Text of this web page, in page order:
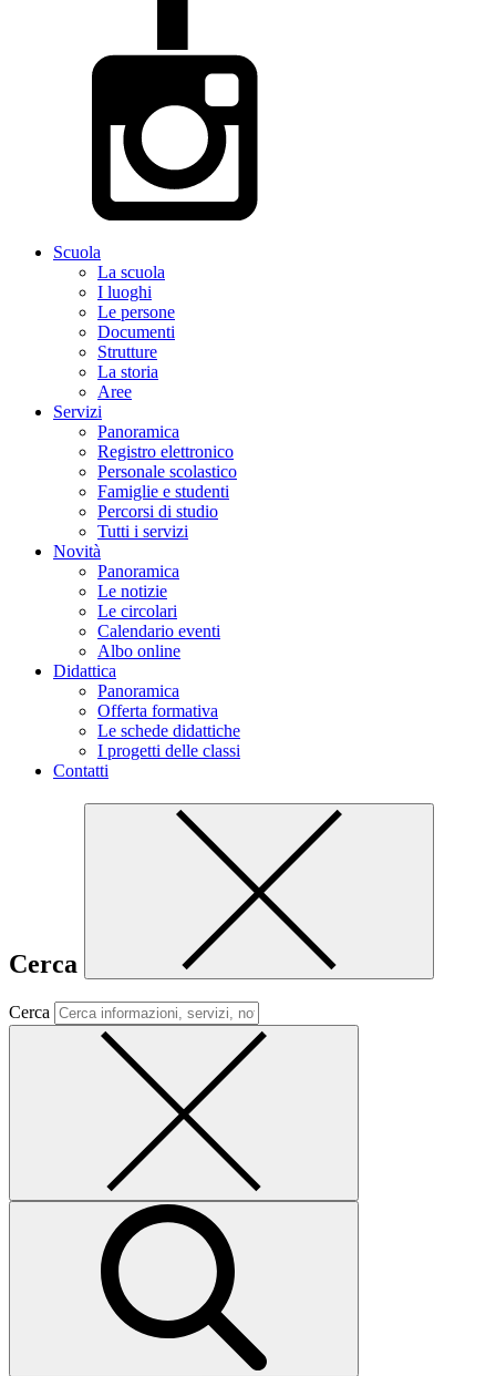
Scuola
La scuola
I luoghi
Le persone
Documenti
Strutture
La storia
Aree
Servizi
Panoramica
Registro elettronico
Personale scolastico
Famiglie e studenti
Percorsi di studio
Tutti i servizi
Novità
Panoramica
Le notizie
Le circolari
Calendario eventi
Albo online
Didattica
Panoramica
Offerta formativa
Le schede didattiche
I progetti delle classi
Contatti
Cerca
Cerca